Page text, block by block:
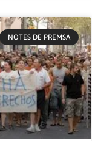
NOTES DE PREMSA